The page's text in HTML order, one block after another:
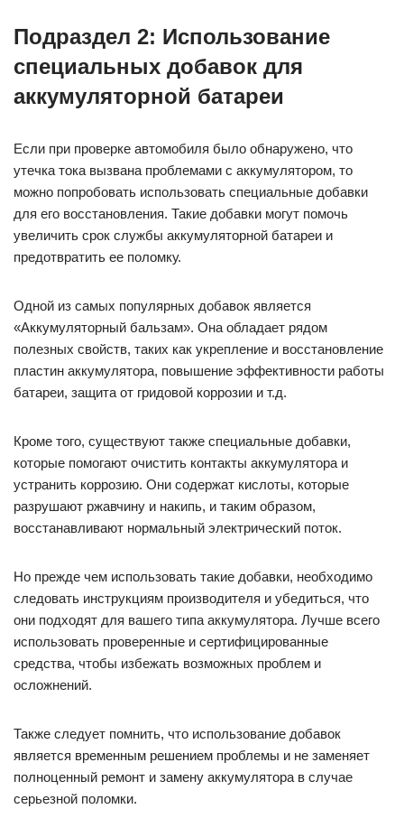
Подраздел 2: Использование
специальных добавок для
аккумуляторной батареи
Если при проверке автомобиля было обнаружено, что
утечка тока вызвана проблемами с аккумулятором, то
можно попробовать использовать специальные добавки
для его восстановления. Такие добавки могут помочь
увеличить срок службы аккумуляторной батареи и
предотвратить ее поломку.
Одной из самых популярных добавок является
«Аккумуляторный бальзам». Она обладает рядом
полезных свойств, таких как укрепление и восстановление
пластин аккумулятора, повышение эффективности работы
батареи, защита от гридовой коррозии и т.д.
Кроме того, существуют также специальные добавки,
которые помогают очистить контакты аккумулятора и
устранить коррозию. Они содержат кислоты, которые
разрушают ржавчину и накипь, и таким образом,
восстанавливают нормальный электрический поток.
Но прежде чем использовать такие добавки, необходимо
следовать инструкциям производителя и убедиться, что
они подходят для вашего типа аккумулятора. Лучше всего
использовать проверенные и сертифицированные
средства, чтобы избежать возможных проблем и
осложнений.
Также следует помнить, что использование добавок
является временным решением проблемы и не заменяет
полноценный ремонт и замену аккумулятора в случае
серьезной поломки.